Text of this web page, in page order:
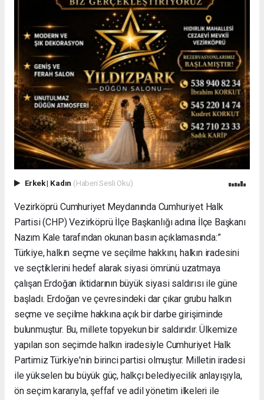
Erkek| Kadın (Haberi Sesli Oku)
Vezirköprü Cumhuriyet Meydanında Cumhuriyet Halk
Partisi (CHP) Vezirköprü İlçe Başkanlığı adına İlçe Başkanı
Nazım Kale tarafından okunan basın açıklamasında:”
Türkiye, halkın seçme ve seçilme hakkını, halkın iradesini
ve seçtiklerini hedef alarak siyasi ömrünü uzatmaya
çalışan Erdoğan iktidarının büyük siyasi saldırısı ile güne
başladı. Erdoğan ve çevresindeki dar çıkar grubu halkın
seçme ve seçilme hakkına açık bir darbe girişiminde
bulunmuştur. Bu, millete topyekun bir saldırıdır. Ülkemize
yapılan son seçimde halkın iradesiyle Cumhuriyet Halk
Partimiz Türkiye'nin birinci partisi olmuştur. Milletin iradesi
ile yükselen bu büyük güç, halkçı belediyecilik anlayışıyla,
ön seçim kararıyla, şeffaf ve adil yönetim ilkeleri ile